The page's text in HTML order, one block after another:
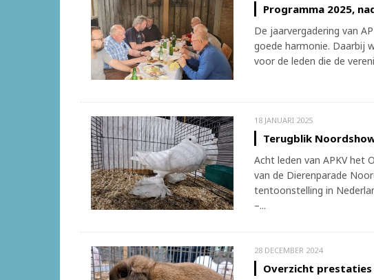
Programma 2025,
De jaarvergadering van
goede harmonie. Daarbij
voor de leden die de
18 JANUARI 2025
Terugblik
Acht leden van APKV het
van de Dierenparade
tentoonstelling in
–...
28 DECEMBER 2024
Overzicht prestaties